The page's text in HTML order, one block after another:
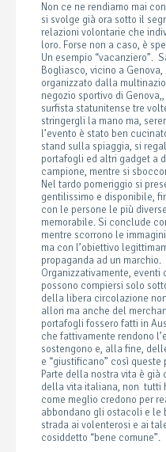
Non ce ne rendiamo mai
si svolge già ora sotto il
relazioni volontarie che
loro. Forse non a caso, è
Un esempio “vacanziero”.
Bogliasco, vicino a
organizzato dalla
negozio sportivo di
surfista statunitense tre
stringergli la mano ma,
l’evento è stato ben
stand sulla spiaggia, si
portafogli ed altri gadget a
campione, mentre si
Nel tardo pomeriggio si
gentilissimo e disponibile,
con le persone le più
memorabile. Si conclude
mentre scorrono le
ma con l’obiettivo
propaganda ad un marchio.
Organizzativamente, eventi
possono compiersi solo
della libera circolazione
allori ma anche del
portafogli fossero fatti in
che fattivamente rendono
sostengono e, alla fine,
e “giustificano” così
Parte della nostra vita è già
della vita italiana, non tutti
come meglio credono per
abbondano gli ostacoli e le
strada ai volenterosi e ai
cosiddetto “bene comune”.